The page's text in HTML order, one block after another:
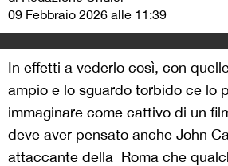
09 Febbraio 2026 alle 11:39
In effetti a vederlo così, con
ampio e lo sguardo torbido ce lo
immaginare come cattivo di un
deve aver pensato anche John
attaccante della Roma che